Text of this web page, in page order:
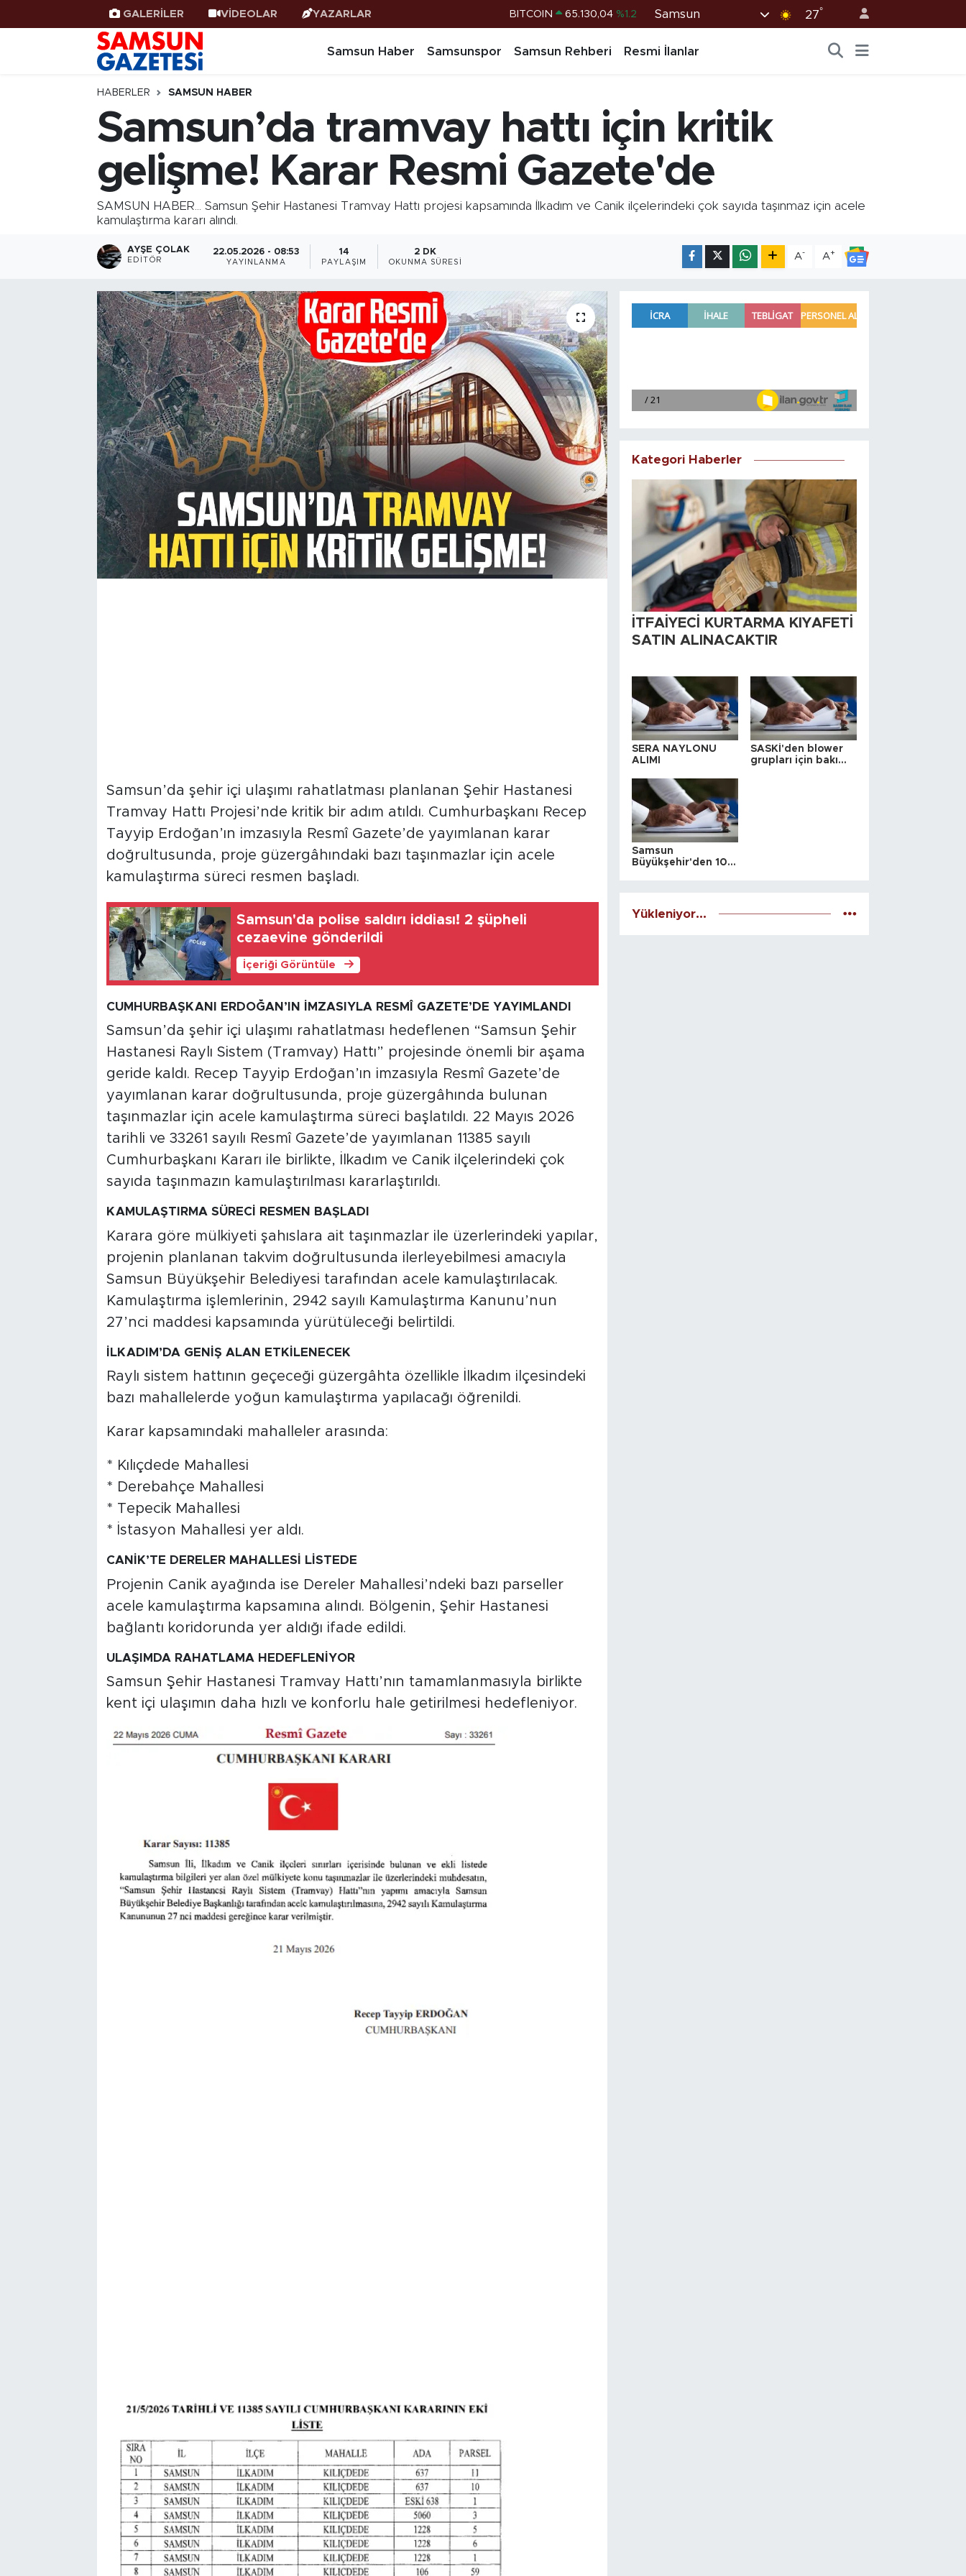
GALERİLER VİDEOLAR YAZARLAR DOLAR 47,7106 %0.17
BİST100 13.773 %-19
BITCOIN 65.130,04 %1.2
Samsun 27°
Samsun Haber Samsunspor Samsun Rehberi Resmi İlanlar
HABERLER SAMSUN HABER
Samsun’da tramvay hattı için kritik
gelişme! Karar Resmi Gazete'de
SAMSUN HABER... Samsun Şehir Hastanesi Tramvay Hattı projesi kapsamında İlkadım ve Canik ilçelerindeki çok sayıda taşınmaz için acele
kamulaştırma kararı alındı.
AYŞE ÇOLAK
EDITÖR
22.05.2026 - 08:53
YAYINLANMA
14
PAYLAŞIM
2 DK
OKUNMA SÜRESI
A- A+
Samsun’da şehir içi ulaşımı rahatlatması planlanan Şehir Hastanesi
Tramvay Hattı Projesi’nde kritik bir adım atıldı. Cumhurbaşkanı Recep
Tayyip Erdoğan’ın imzasıyla Resmî Gazete’de yayımlanan karar
doğrultusunda, proje güzergâhındaki bazı taşınmazlar için acele
kamulaştırma süreci resmen başladı.
Samsun'da polise saldırı iddiası! 2 şüpheli
cezaevine gönderildi
İçeriği Görüntüle
CUMHURBAŞKANI ERDOĞAN’IN İMZASIYLA RESMÎ GAZETE’DE YAYIMLANDI
Samsun’da şehir içi ulaşımı rahatlatması hedeflenen “Samsun Şehir
Hastanesi Raylı Sistem (Tramvay) Hattı” projesinde önemli bir aşama
geride kaldı. Recep Tayyip Erdoğan’ın imzasıyla Resmî Gazete’de
yayımlanan karar doğrultusunda, proje güzergâhında bulunan
taşınmazlar için acele kamulaştırma süreci başlatıldı. 22 Mayıs 2026
tarihli ve 33261 sayılı Resmî Gazete’de yayımlanan 11385 sayılı
Cumhurbaşkanı Kararı ile birlikte, İlkadım ve Canik ilçelerindeki çok
sayıda taşınmazın kamulaştırılması kararlaştırıldı.
KAMULAŞTIRMA SÜRECİ RESMEN BAŞLADI
Karara göre mülkiyeti şahıslara ait taşınmazlar ile üzerlerindeki yapılar,
projenin planlanan takvim doğrultusunda ilerleyebilmesi amacıyla
Samsun Büyükşehir Belediyesi tarafından acele kamulaştırılacak.
Kamulaştırma işlemlerinin, 2942 sayılı Kamulaştırma Kanunu’nun
27’nci maddesi kapsamında yürütüleceği belirtildi.
İLKADIM’DA GENİŞ ALAN ETKİLENECEK
Raylı sistem hattının geçeceği güzergâhta özellikle İlkadım ilçesindeki
bazı mahallelerde yoğun kamulaştırma yapılacağı öğrenildi.
Karar kapsamındaki mahalleler arasında:
* Kılıçdede Mahallesi
* Derebahçe Mahallesi
* Tepecik Mahallesi
* İstasyon Mahallesi yer aldı.
CANİK’TE DERELER MAHALLESİ LİSTEDE
Projenin Canik ayağında ise Dereler Mahallesi’ndeki bazı parseller
acele kamulaştırma kapsamına alındı. Bölgenin, Şehir Hastanesi
bağlantı koridorunda yer aldığı ifade edildi.
ULAŞIMDA RAHATLAMA HEDEFLENİYOR
Samsun Şehir Hastanesi Tramvay Hattı’nın tamamlanmasıyla birlikte
kent içi ulaşımın daha hızlı ve konforlu hale getirilmesi hedefleniyor.
Kategori Haberler
İTFAİYECİ KURTARMA KIYAFETİ
SATIN ALINACAKTIR
SERA NAYLONU
ALIMI
SASKİ'den blower
grupları için bakım
Samsun
Büyükşehir'den 10
Yükleniyor...
Samsun Haber
Samsunspor
Samsun Rehberi
Resmi İlanlar
Samsun Nöbetçi Eczaneler
Samsun Hava Durumu
SAMSUN Namaz Vakitleri
Samsun Trafik Yoğunluk Haritası
Süper Lig Puan Durumu ve Fikstür
Haber Arşivi